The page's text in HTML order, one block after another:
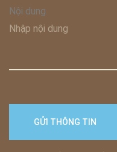
Nội dung